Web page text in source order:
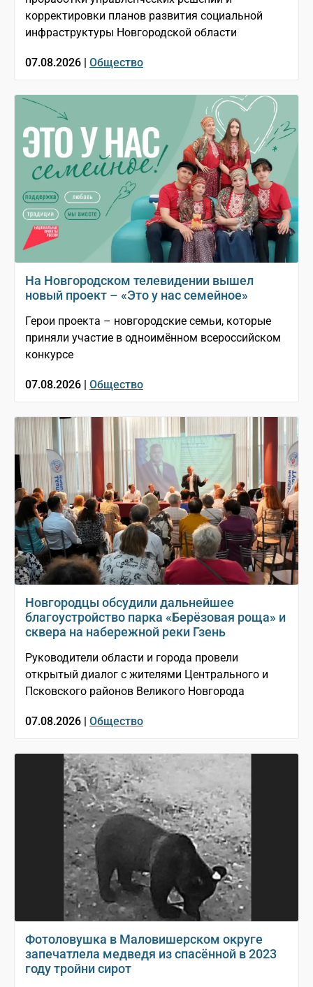
корректировки планов развития социальной
инфраструктуры Новгородской области
07.08.2026 | Общество
На Новгородском телевидении вышел
новый проект – «Это у нас семейное»
Герои проекта – новгородские семьи, которые
приняли участие в одноимённом всероссийском
конкурсе
07.08.2026 | Общество
Новгородцы обсудили дальнейшее
благоустройство парка «Берёзовая роща» и
сквера на набережной реки Гзень
Руководители области и города провели
открытый диалог с жителями Центрального и
Псковского районов Великого Новгорода
07.08.2026 | Общество
Фотоловушка в Маловишерском округе
запечатлела медведя из спасённой в 2023
году тройни сирот